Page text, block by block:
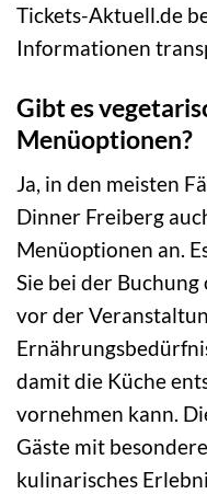
Tickets-Aktuell.de
Informationen
Gibt es
Menüoptionen?
Ja, in den meisten
Dinner Freiberg
Menüoptionen an.
Sie bei der Buchung
vor der
damit die Küche
vornehmen kann.
Gäste mit
kulinarisches